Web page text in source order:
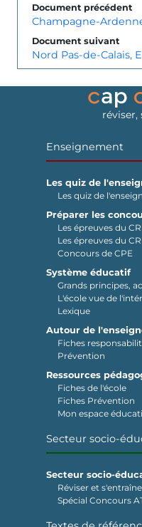
Document précédent
Champagne-
Document suivant
Nord Pas-de-Calais,
réviser,
Enseignement
Les quiz de
Les quiz de
Préparer les
Les épreuves du
Les épreuves du
Concours de CPE
Système éducatif
Grands principes,
L'école vue de
Lexique
Autour de
Fiches
Prévention
Ressources
Fiches de l'école
Fiches Prévention
Mon espace
Secteur socio-
Secteur socio-
Réviser et
Spécial Concours